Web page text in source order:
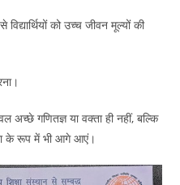
को उच्च जीवन मूल्यों की
अच्छे गणितज्ञ या वक्ता ही नहीं, बल्कि
के रूप में भी आगे आएं।